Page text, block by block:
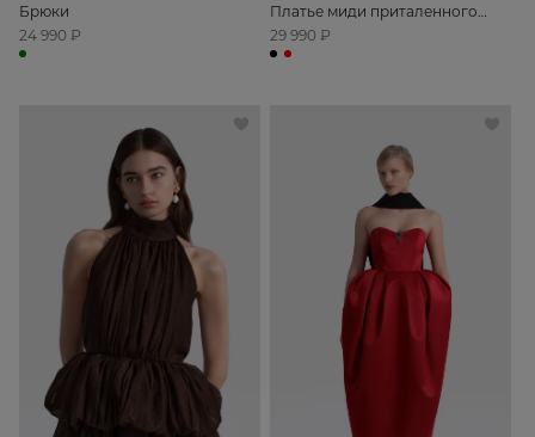
Брюки
24 990 ₽
Платье миди приталенного
силуэта с открытыми плечами
29 990 ₽